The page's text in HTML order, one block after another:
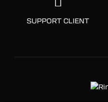
SUPPORT CLIENT